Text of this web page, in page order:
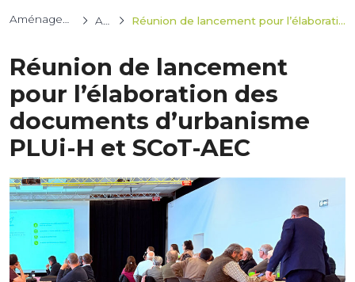
Actualités Réunion de lancement pour l’élaboration des documents d’urbanisme PLUi-H et SCoT-AEC
Réunion de lancement
pour l’élaboration des
documents d’urbanisme
PLUi-H et SCoT-AEC